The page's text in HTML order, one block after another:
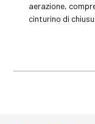
aerazione,
cinturino di